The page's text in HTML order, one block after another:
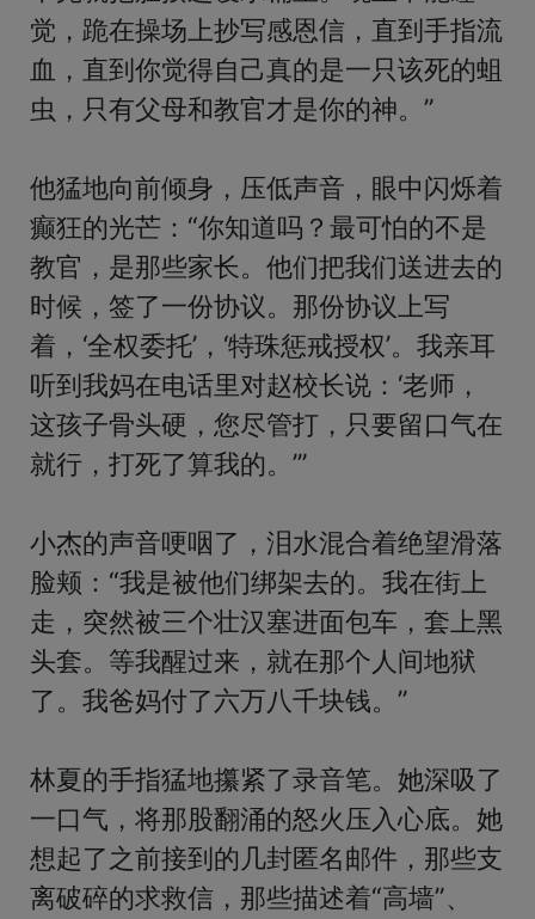
觉，跪在操场上抄写感恩信，直到手指流
血，直到你觉得自己真的是一只该死的蛆
虫，只有父母和教官才是你的神。”
他猛地向前倾身，压低声音，眼中闪烁着
癫狂的光芒：“你知道吗？最可怕的不是
教官，是那些家长。他们把我们送进去的
时候，签了一份协议。那份协议上写
着，‘全权委托’，‘特珠惩戒授权’。我亲耳
听到我妈在电话里对赵校长说：‘老师，
这孩子骨头硬，您尽管打，只要留口气在
就行，打死了算我的。’”
小杰的声音哽咽了，泪水混合着绝望滑落
脸颊：“我是被他们绑架去的。我在街上
走，突然被三个壮汉塞进面包车，套上黑
头套。等我醒过来，就在那个人间地狱
了。我爸妈付了六万八千块钱。”
林夏的手指猛地攥紧了录音笔。她深吸了
一口气，将那股翻涌的怒火压入心底。她
想起了之前接到的几封匿名邮件，那些支
离破碎的求救信，那些描述着“高墙”、